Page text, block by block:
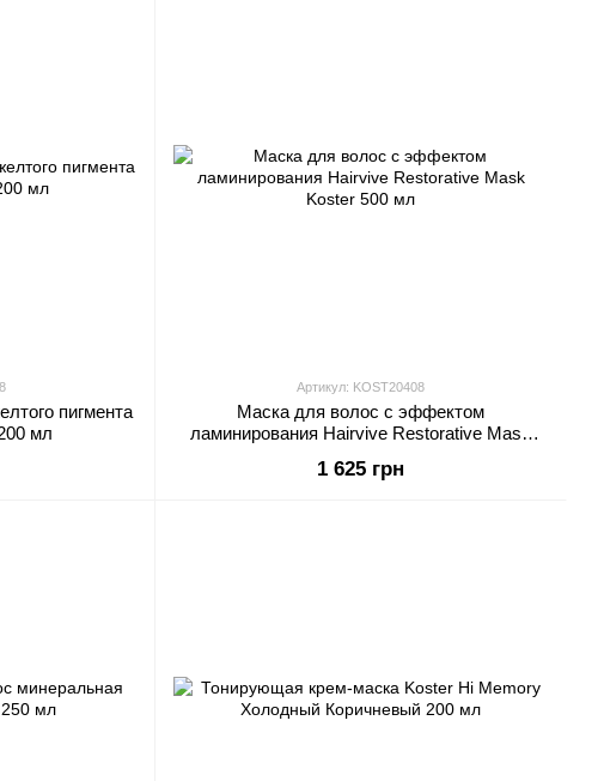
пигмента
мл
Артикул: KOST20408
Маска для волос с эффектом
ламинирования Hairvive Restorative Mask
1 625 грн